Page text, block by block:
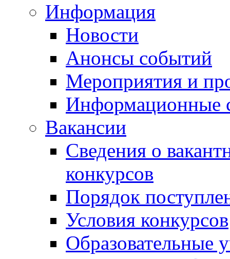
Информация
Новости
Анонсы событий
Мероприятия и
Информационные
Вакансии
Сведения о
конкурсов
Порядок
Условия конкурсов
Образовательные